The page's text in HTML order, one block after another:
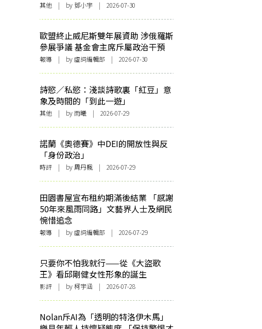
其他 | by 鄧小宇 | 2026-07-30
歐盟終止威尼斯雙年展資助 涉俄羅斯
參展爭議 基金會主席斥屬政治干預
報導 | by 虛詞編輯部 | 2026-07-30
詩慾／私慾：淺談詩歌裏「紅豆」意
象及時間的「到此一遊」
其他 | by 雨曦 | 2026-07-29
諾蘭《奧德賽》中DEI的開放性與反
「身份政治」
時評 | by 周丹楓 | 2026-07-29
田園書屋宣布租約期滿後結業 「感謝
50年來風雨同路」文藝界人士及網民
惋惜追念
報導 | by 虛詞編輯部 | 2026-07-29
只要你不怕我就行——從《大盜歌
王》看邱剛健女性形象的誕生
影評 | by 柯宇涵 | 2026-07-28
Nolan斥AI為「透明的特洛伊木馬」